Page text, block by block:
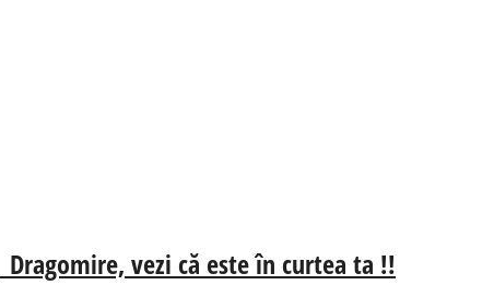
vezi că este în curtea ta !!